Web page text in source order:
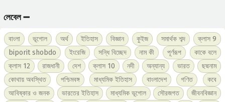
লেবেল ➖
বাংলা ভূগোল অর্থ ইতিহাস বিজ্ঞান কুইজ সমার্থক শব্দ
ক্লাস 9
biporit shobdo
ইংরেজি সন্ধি বিচ্ছেদ নাম কী পূর্ণরূপ
কাকে বলে
ক্লাস 12
রাজধানী দেশ ক্লাস 10 নদী অন্যান্য ভারত
ছদ্মনাম
কোথায় অবস্থিত
পশ্চিমবঙ্গ মাধ্যমিক ইতিহাস বাংলাদেশ গণিত
কবে
আবিষ্কার ও জনক
ভারতের ইতিহাস মাধ্যমিক ভূগোল সৌরজগত
জীবনবিজ্ঞান